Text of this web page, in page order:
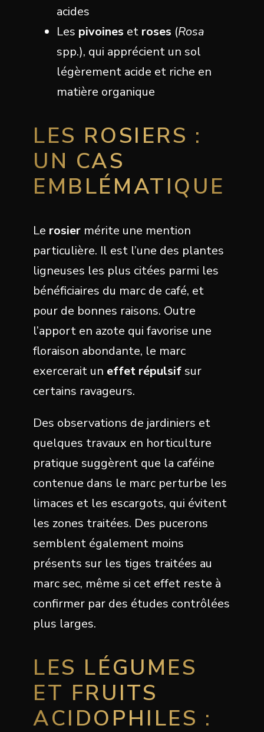
acides
Les pivoines et roses (Rosa
spp.), qui apprécient un sol
légèrement acide et riche en
matière organique
LES ROSIERS :
UN CAS
EMBLÉMATIQUE
Le rosier mérite une mention
particulière. Il est l’une des plantes
ligneuses les plus citées parmi les
bénéficiaires du marc de café, et
pour de bonnes raisons. Outre
l’apport en azote qui favorise une
floraison abondante, le marc
exercerait un effet répulsifsur
certains ravageurs.
Des observations de jardiniers et
quelques travaux en horticulture
pratique suggèrent que la caféine
contenue dans le marc perturbe les
limaces et les escargots, qui évitent
les zones traitées. Des pucerons
semblent également moins
présents sur les tiges traitées au
marc sec, même si cet effet reste à
confirmer par des études contrôlées
plus larges.
LES LÉGUMES
ET FRUITS
ACIDOPHILES :